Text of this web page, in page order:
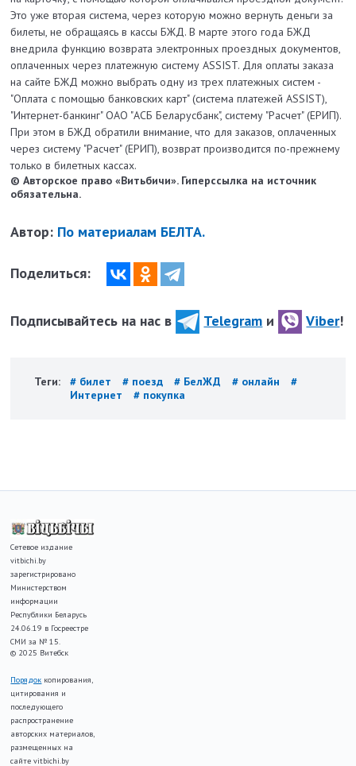
Это уже вторая система, через которую можно вернуть деньги за
билеты, не обращаясь в кассы БЖД. В марте этого года БЖД
внедрила функцию возврата электронных проездных документов,
оплаченных через платежную систему ASSIST. Для оплаты заказа
на сайте БЖД можно выбрать одну из трех платежных систем -
"Оплата с помощью банковских карт" (система платежей ASSIST),
"Интернет-банкинг" ОАО "АСБ Беларусбанк", систему "Расчет" (ЕРИП).
При этом в БЖД обратили внимание, что для заказов, оплаченных
через систему "Расчет" (ЕРИП), возврат производится по-прежнему
только в билетных кассах.
© Авторское право «Витьбичи». Гиперссылка на источник
обязательна.
Автор: По материалам БЕЛТА.
Поделиться:
Подписывайтесь на нас в Telegram и Viber!
Теги: # билет # поезд # БелЖД # онлайн
#
Интернет
# покупка
Сетевое издание
vitbichi.by
зарегистрировано
Министерством
информации
Республики Беларусь
24.06.19 в Госреестре
СМИ за № 15.
© 2025 Витебск
Порядок копирования,
цитирования и
последующего
распространение
авторских материалов,
размещенных на
сайте vitbichi.by